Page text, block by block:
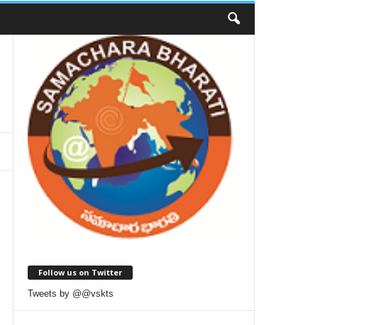
Follow us on Twitter
Tweets by @@vskts